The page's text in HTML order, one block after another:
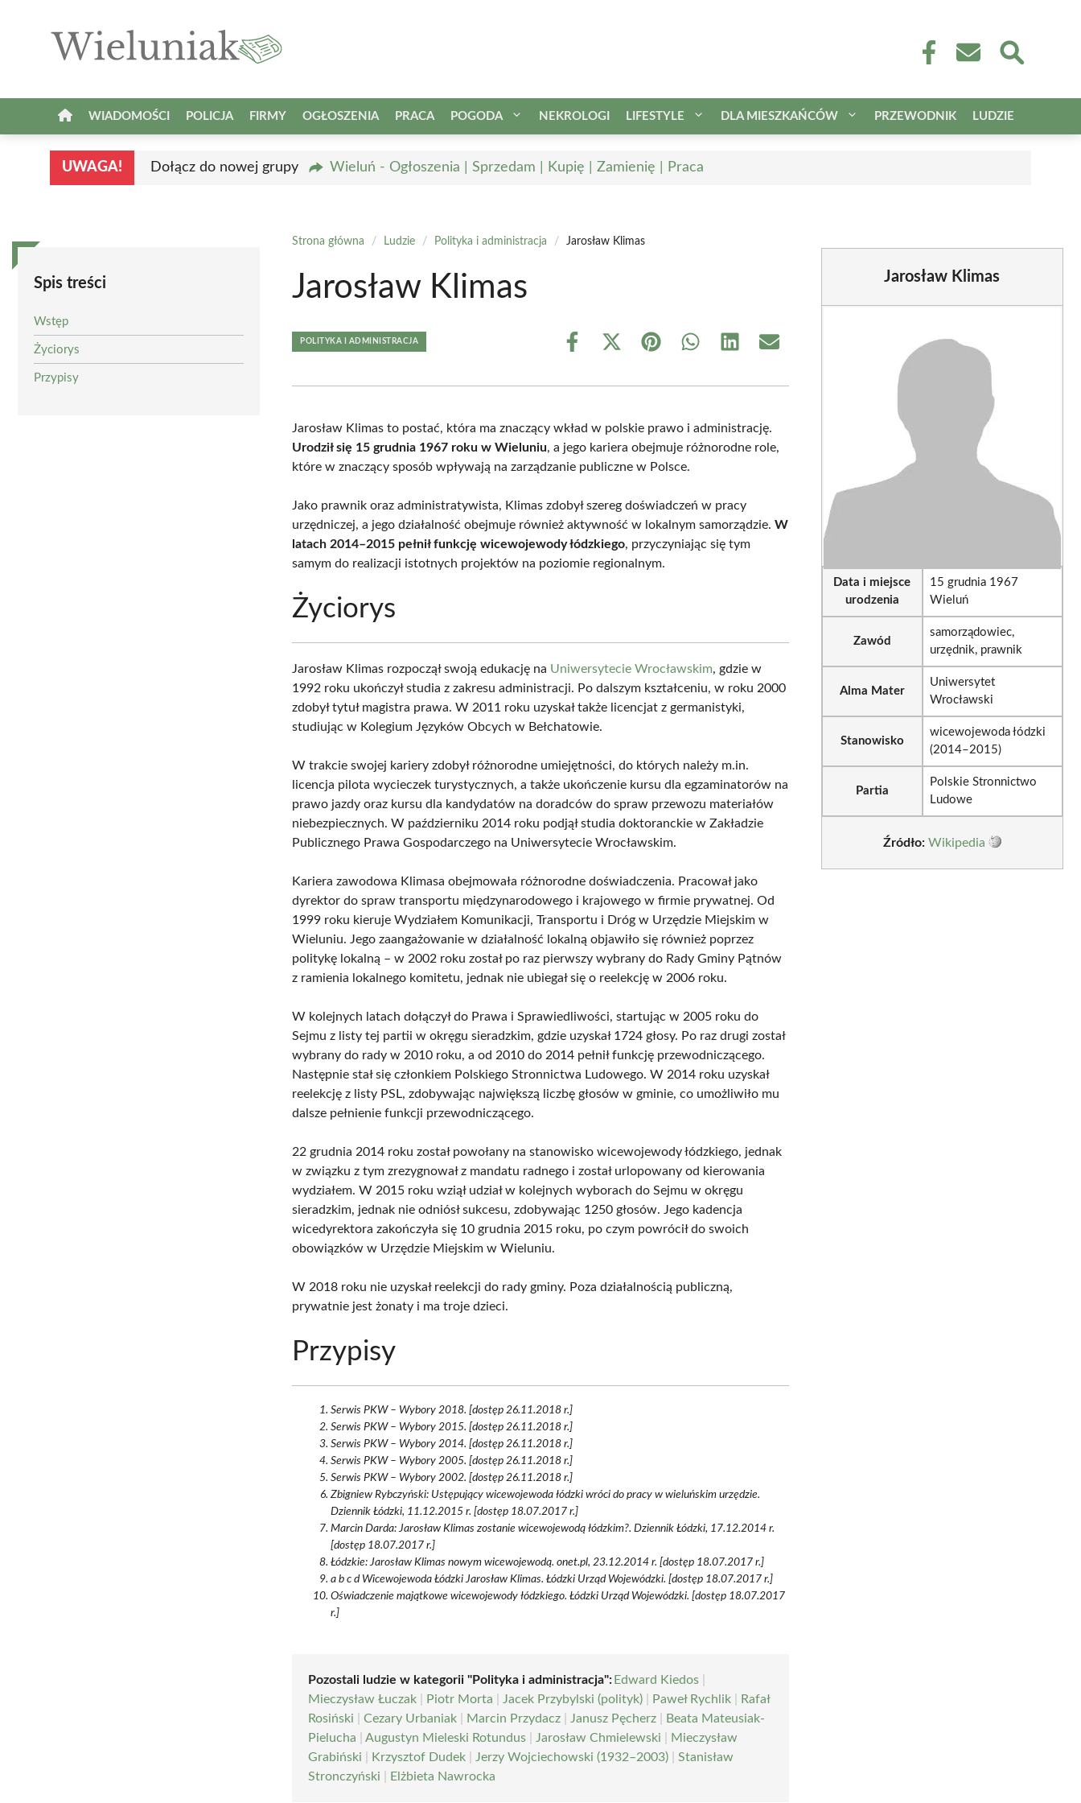
WIADOMOŚCI POLICJA FIRMY OGŁOSZENIA PRACA POGODA NEKROLOGI LIFESTYLE DLA MIESZKAŃCÓW PRZEWODNIK LUDZIE
UWAGA! Dołącz do nowej grupy Wieluń - Ogłoszenia | Sprzedam | Kupię | Zamienię | Praca
Spis treści
Wstęp
Życiorys
Przypisy
Strona główna / Ludzie / Polityka i administracja / Jarosław Klimas
Jarosław Klimas
POLITYKA I ADMINISTRACJA
Share
Share
(Twitter)
Share Share Share Share
Jarosław Klimas to postać, która ma znaczący wkład w polskie prawo i administrację.
Urodził się 15 grudnia 1967 roku w Wieluniu, a jego kariera obejmuje różnorodne role,
które w znaczący sposób wpływają na zarządzanie publiczne w Polsce.
Jako prawnik oraz administratywista, Klimas zdobył szereg doświadczeń w pracy
urzędniczej, a jego działalność obejmuje również aktywność w lokalnym samorządzie.W
latach 2014–2015 pełnił funkcję wicewojewody łódzkiego, przyczyniając się tym
samym do realizacji istotnych projektów na poziomie regionalnym.
Życiorys
Jarosław Klimas rozpoczął swoją edukację na Uniwersytecie Wrocławskim, gdzie w
1992 roku ukończył studia z zakresu administracji. Po dalszym kształceniu, w roku 2000
zdobył tytuł magistra prawa. W 2011 roku uzyskał także licencjat z germanistyki,
studiując w Kolegium Języków Obcych w Bełchatowie.
W trakcie swojej kariery zdobył różnorodne umiejętności, do których należy m.in.
licencja pilota wycieczek turystycznych, a także ukończenie kursu dla egzaminatorów na
prawo jazdy oraz kursu dla kandydatów na doradców do spraw przewozu materiałów
niebezpiecznych. W październiku 2014 roku podjął studia doktoranckie w Zakładzie
Publicznego Prawa Gospodarczego na Uniwersytecie Wrocławskim.
Kariera zawodowa Klimasa obejmowała różnorodne doświadczenia. Pracował jako
dyrektor do spraw transportu międzynarodowego i krajowego w firmie prywatnej. Od
1999 roku kieruje Wydziałem Komunikacji, Transportu i Dróg w Urzędzie Miejskim w
Wieluniu. Jego zaangażowanie w działalność lokalną objawiło się również poprzez
politykę lokalną – w 2002 roku został po raz pierwszy wybrany do Rady Gminy Pątnów
z ramienia lokalnego komitetu, jednak nie ubiegał się o reelekcję w 2006 roku.
W kolejnych latach dołączył do Prawa i Sprawiedliwości, startując w 2005 roku do
Sejmu z listy tej partii w okręgu sieradzkim, gdzie uzyskał 1724 głosy. Po raz drugi został
wybrany do rady w 2010 roku, a od 2010 do 2014 pełnił funkcję przewodniczącego.
Następnie stał się członkiem Polskiego Stronnictwa Ludowego. W 2014 roku uzyskał
reelekcję z listy PSL, zdobywając największą liczbę głosów w gminie, co umożliwiło mu
dalsze pełnienie funkcji przewodniczącego.
22 grudnia 2014 roku został powołany na stanowisko wicewojewody łódzkiego, jednak
w związku z tym zrezygnował z mandatu radnego i został urlopowany od kierowania
wydziałem. W 2015 roku wziął udział w kolejnych wyborach do Sejmu w okręgu
sieradzkim, jednak nie odniósł sukcesu, zdobywając 1250 głosów. Jego kadencja
wicedyrektora zakończyła się 10 grudnia 2015 roku, po czym powrócił do swoich
obowiązków w Urzędzie Miejskim w Wieluniu.
W 2018 roku nie uzyskał reelekcji do rady gminy. Poza działalnością publiczną,
prywatnie jest żonaty i ma troje dzieci.
Przypisy
Serwis PKW – Wybory 2018. [dostęp 26.11.2018 r.]
Serwis PKW – Wybory 2015. [dostęp 26.11.2018 r.]
Serwis PKW – Wybory 2014. [dostęp 26.11.2018 r.]
Serwis PKW – Wybory 2005. [dostęp 26.11.2018 r.]
Serwis PKW – Wybory 2002. [dostęp 26.11.2018 r.]
Zbigniew Rybczyński: Ustępujący wicewojewoda łódzki wróci do pracy w wieluńskim urzędzie.
Dziennik Łódzki, 11.12.2015 r. [dostęp 18.07.2017 r.]
Marcin Darda: Jarosław Klimas zostanie wicewojewodą łódzkim?. Dziennik Łódzki, 17.12.2014 r.
[dostęp 18.07.2017 r.]
Łódzkie: Jarosław Klimas nowym wicewojewodą. onet.pl, 23.12.2014 r. [dostęp 18.07.2017 r.]
a b c d Wicewojewoda Łódzki Jarosław Klimas. Łódzki Urząd Wojewódzki. [dostęp 18.07.2017 r.]
Oświadczenie majątkowe wicewojewody łódzkiego. Łódzki Urząd Wojewódzki. [dostęp 18.07.2017
r.]
Pozostali ludzie w kategorii "Polityka i administracja":Edward Kiedos
Mieczysław Łuczak
Piotr Morta Jacek Przybylski (polityk) Paweł Rychlik
Rafał
Rosiński |Cezary Urbaniak Marcin Przydacz Janusz Pęcherz
Beata Mateusiak-
Pielucha |Augustyn Mieleski Rotundus Jarosław Chmielewski
Mieczysław
Grabiński
Krzysztof Dudek Jerzy Wojciechowski (1932–2003) |Stanisław
Stronczyński
Elżbieta Nawrocka
Jarosław Klimas
Data i miejsce
urodzenia
15 grudnia 1967
Wieluń
Zawód
samorządowiec,
urzędnik, prawnik
Alma Mater
Uniwersytet
Wrocławski
Stanowisko
wicewojewoda łódzki
(2014–2015)
Partia
Polskie Stronnictwo
Ludowe
Źródło: Wikipedia